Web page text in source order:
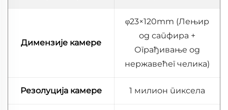
Димензије камере
φ23×120mm (Лењир
од сапфира +
Ограђивање од
нержавећег челика)
Резолуција камере 1 милион пиксела